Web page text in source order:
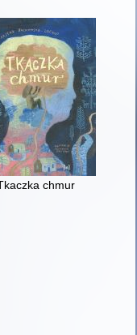
chmur